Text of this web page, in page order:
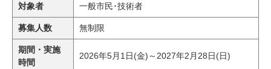
対象者 一般市民･技術者
募集人数 無制限
期間・実施
時間
2026年5月1日(金)～2027年2月28日(日)